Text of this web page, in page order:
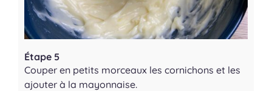
Étape 5
Couper en petits morceaux les cornichons et les
ajouter à la mayonnaise.